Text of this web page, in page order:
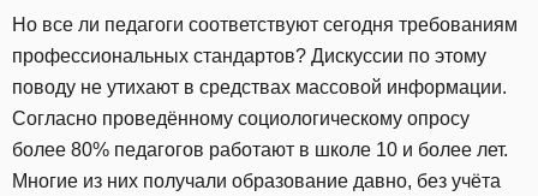
Но все ли педагоги соответствуют сегодня требованиям
профессиональных стандартов? Дискуссии по этому
поводу не утихают в средствах массовой информации.
Согласно проведённому социологическому опросу
более 80% педагогов работают в школе 10 и более лет.
Многие из них получали образование давно, без учёта